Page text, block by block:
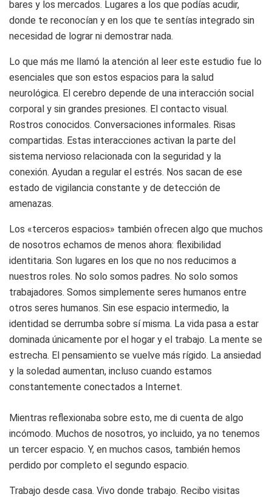
bares y los mercados. Lugares a los que podías acudir,
donde te reconocían y en los que te sentías integrado sin
necesidad de lograr ni demostrar nada.
Lo que más me llamó la atención al leer este estudio fue lo
esenciales que son estos espacios para la salud
neurológica. El cerebro depende de una interacción social
corporal y sin grandes presiones. El contacto visual.
Rostros conocidos. Conversaciones informales. Risas
compartidas. Estas interacciones activan la parte del
sistema nervioso relacionada con la seguridad y la
conexión. Ayudan a regular el estrés. Nos sacan de ese
estado de vigilancia constante y de detección de
amenazas.
Los «terceros espacios» también ofrecen algo que muchos
de nosotros echamos de menos ahora: flexibilidad
identitaria. Son lugares en los que no nos reducimos a
nuestros roles. No solo somos padres. No solo somos
trabajadores. Somos simplemente seres humanos entre
otros seres humanos. Sin ese espacio intermedio, la
identidad se derrumba sobre sí misma. La vida pasa a estar
dominada únicamente por el hogar y el trabajo. La mente se
estrecha. El pensamiento se vuelve más rígido. La ansiedad
y la soledad aumentan, incluso cuando estamos
constantemente conectados a Internet.
Mientras reflexionaba sobre esto, me di cuenta de algo
incómodo. Muchos de nosotros, yo incluido, ya no tenemos
un tercer espacio. Y, en muchos casos, también hemos
perdido por completo el segundo espacio.
Trabajo desde casa. Vivo donde trabajo. Recibo visitas